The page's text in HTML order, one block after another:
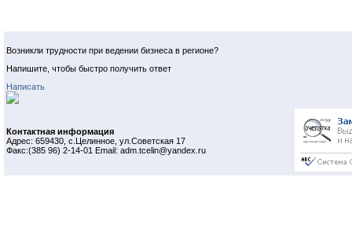
Возникли трудности при ведении бизнеса в регионе?
Напишите, чтобы быстро получить ответ
Написать
Контактная информация
Адрес: 659430, с.Целинное, ул.Советская 17
Факс:(385 96) 2-14-01 Email: adm.tcelin@yandex.ru